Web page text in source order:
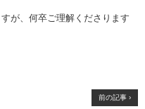
が、何卒ご理解くださります
前の記事 ›